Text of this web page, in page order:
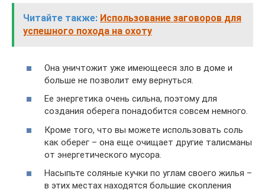
Читайте также: Использование заговоров для
успешного похода на охоту
Она уничтожит уже имеющееся зло в доме и
больше не позволит ему вернуться.
Ее энергетика очень сильна, поэтому для
создания оберега понадобится совсем немного.
Кроме того, что вы можете использовать соль
как оберег – она еще очищает другие талисманы
от энергетического мусора.
Насыпьте соляные кучки по углам своего жилья –
в этих местах находятся большие скопления